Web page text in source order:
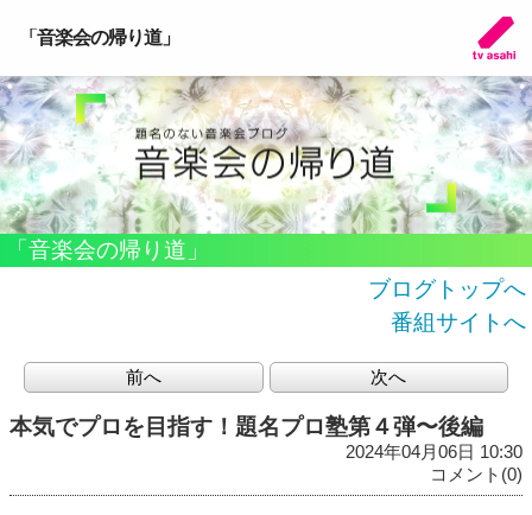
「音楽会の帰り道」
「音楽会の帰り道」
ブログトップへ
番組サイトへ
前へ 次へ
本気でプロを目指す！題名プロ塾第４弾〜後編
2024年04月06日 10:30
コメント(0)